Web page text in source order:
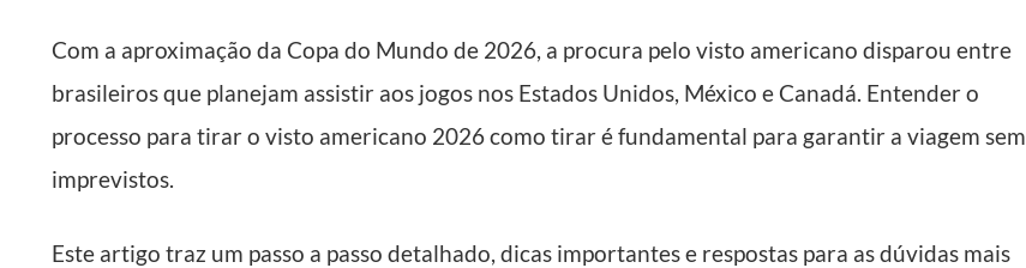
Com a aproximação da Copa do Mundo de 2026, a procura pelo visto americano disparou entre
brasileiros que planejam assistir aos jogos nos Estados Unidos, México e Canadá. Entender o
processo para tirar o visto americano 2026 como tirar é fundamental para garantir a viagem sem
imprevistos.
Este artigo traz um passo a passo detalhado, dicas importantes e respostas para as dúvidas mais